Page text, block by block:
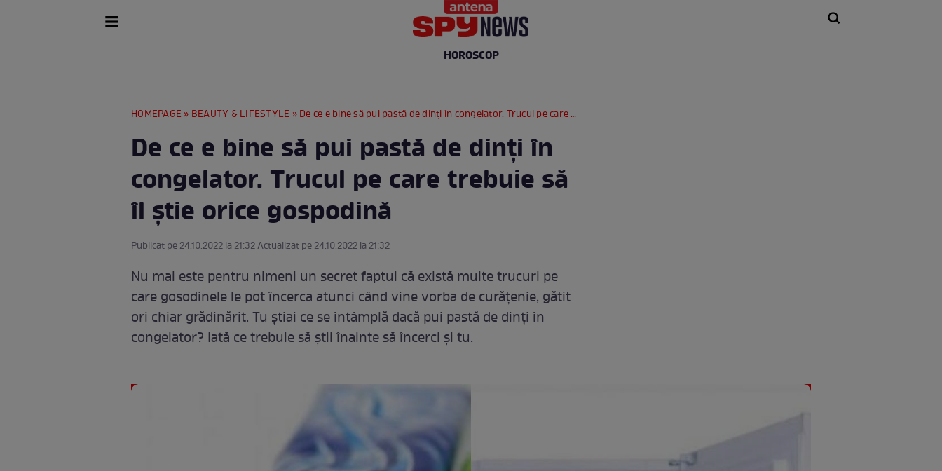
HOROSCOP
HOMEPAGE » BEAUTY & LIFESTYLE » De ce e bine să pui pastă de dinți în congelator. Trucul pe care trebuie să îl știe orice gospodină
De ce e bine să pui pastă de dinți în
congelator. Trucul pe care trebuie să
îl știe orice gospodină
Publicat pe 24.10.2022 la 21:32 Actualizat pe 24.10.2022 la 21:32
Nu mai este pentru nimeni un secret faptul că există multe trucuri pe
care gosodinele le pot încerca atunci când vine vorba de curățenie, gătit
ori chiar grădinărit. Tu știai ce se întâmplă dacă pui pastă de dinți în
congelator? Iată ce trebuie să știi înainte să încerci și tu.